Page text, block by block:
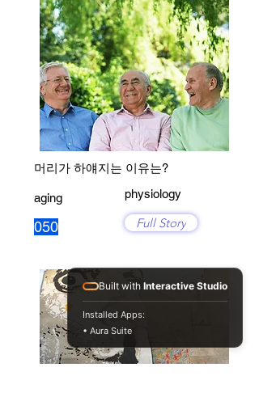
머리가 하얘지는 이유는?
aging
050
physiology
Full Story
Built with Interactive Studio
Installed Apps:
• Aura Suite